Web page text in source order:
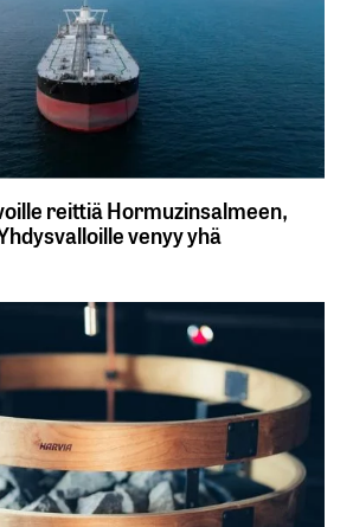
reittiä Hormuzinsalmeen,
venyy yhä